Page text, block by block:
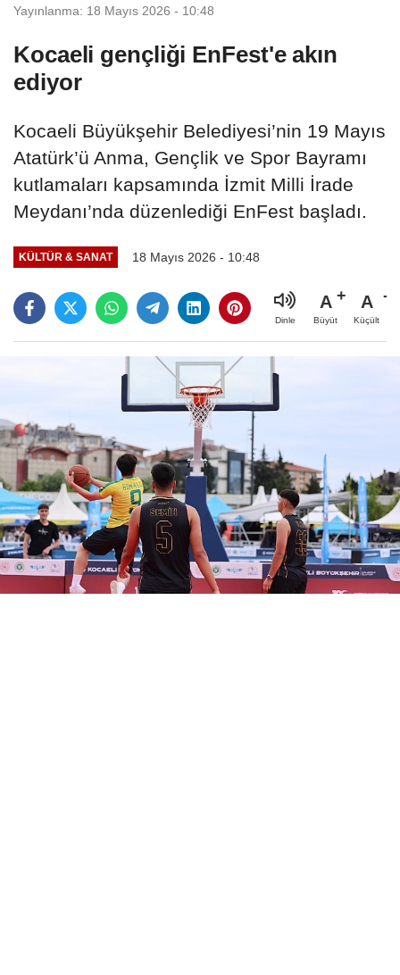
Yayınlanma: 18 Mayıs 2026 - 10:48
Kocaeli gençliği EnFest'e akın
ediyor
Kocaeli Büyükşehir Belediyesi’nin 19 Mayıs
Atatürk’ü Anma, Gençlik ve Spor Bayramı
kutlamaları kapsamında İzmit Milli İrade
Meydanı’nda düzenlediği EnFest başladı.
KÜLTÜR & SANAT 18 Mayıs 2026 - 10:48
Dinle
A
Büyüt
A
Küçült